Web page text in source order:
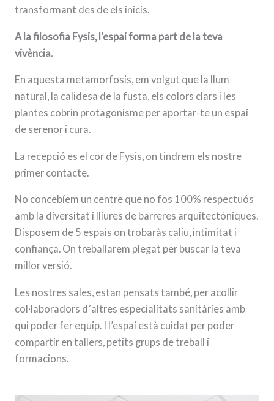
transformant des de els inicis.
A la filosofia Fysis, l’espai forma part de la teva
vivència.
En aquesta metamorfosis, em volgut que la llum
natural, la calidesa de la fusta, els colors clars i les
plantes cobrin protagonisme per aportar-te un espai
de serenor i cura.
La recepció es el cor de Fysis, on tindrem els nostre
primer contacte.
No concebíem un centre que no fos 100% respectuós
amb la diversitat i lliures de barreres arquitectòniques.
Disposem de 5 espais on trobaràs caliu, intimitat i
confiança. On treballarem plegat per buscar la teva
millor versió.
Les nostres sales, estan pensats també, per acollir
col·laboradors d´altres especialitats sanitàries amb
qui poder fer equip. I l’espai està cuidat per poder
compartir en tallers, petits grups de treball i
formacions.